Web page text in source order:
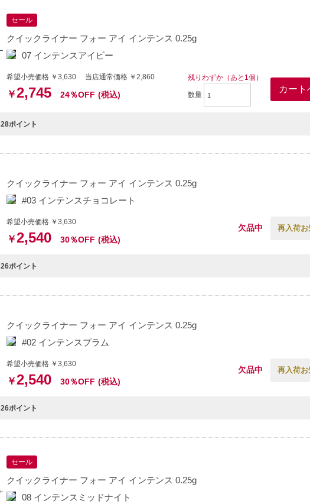
セール
クイックライナー フォー アイ インテンス 0.25g
07 インテンスアイビー
希望小売価格 ￥3,630 当店通常価格 ￥2,860
￥2,745 24％OFF (税込)
残りわずか（あと1個）
数量
28ポイント
クイックライナー フォー アイ インテンス 0.25g
#03 インテンスチョコレート
希望小売価格 ￥3,630
￥2,540 30％OFF (税込)
欠品中 再入荷
26ポイント
クイックライナー フォー アイ インテンス 0.25g
#02 インテンスプラム
希望小売価格 ￥3,630
￥2,540 30％OFF (税込)
欠品中 再入荷
26ポイント
セール
クイックライナー フォー アイ インテンス 0.25g
08 インテンスミッドナイト